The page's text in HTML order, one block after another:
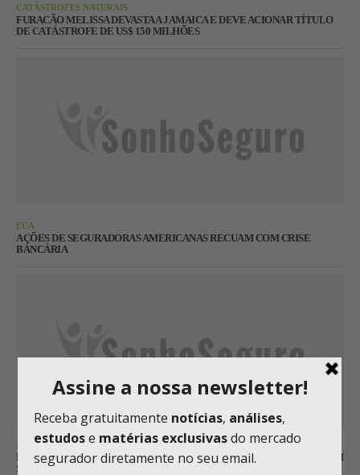
CATÁSTROFES NATURAIS
FURACÃO MELISSA DEVASTA A JAMAICA E DEVE ACIONAR TÍTULO
DE CATÁSTROFE DE US$ 150 MILHÕES
EUA
AÇÕES DE SEGURADORAS AMERICANAS RECUAM COM CRISE
BANCÁRIA
INFOMONEY
RODRIGO PACHECO PEDE DESARQUIVAMENTO DE PROJETO DE LEI
SOBRE O SETOR DE SEGUROS